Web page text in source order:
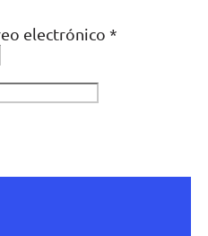
electrónico *